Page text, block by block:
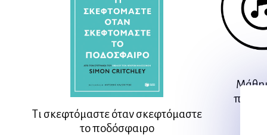
Τι σκεφτόμαστε όταν σκεφτόμαστε
το ποδόσφαιρο